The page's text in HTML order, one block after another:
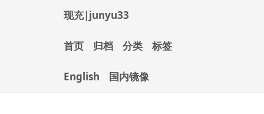
现充|junyu33
首页 归档 分类 标签
English 国内镜像